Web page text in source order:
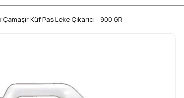
Küf Pas Leke Çıkarıcı - 900 GR